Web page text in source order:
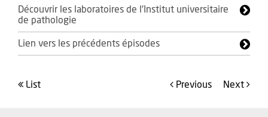
Découvrir les laboratoires de l'Institut universitaire
de pathologie
Lien vers les précédents épisodes
list Previous Next